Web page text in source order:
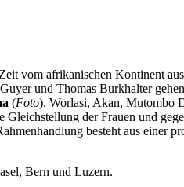
vom afrikanischen Kontinent
und Thomas Burkhalter
(Foto), Worlasi, Akan, Mutombo
der Frauen und
besteht aus einer
Bern und Luzern.